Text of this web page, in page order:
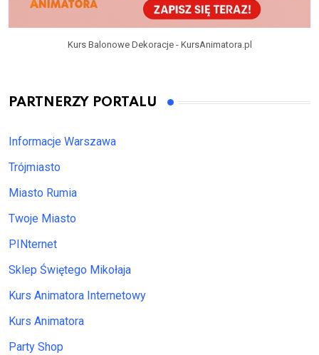
Kurs Balonowe Dekoracje - KursAnimatora.pl
PARTNERZY PORTALU
Informacje Warszawa
Trójmiasto
Miasto Rumia
Twoje Miasto
PINternet
Sklep Świętego Mikołaja
Kurs Animatora Internetowy
Kurs Animatora
Party Shop